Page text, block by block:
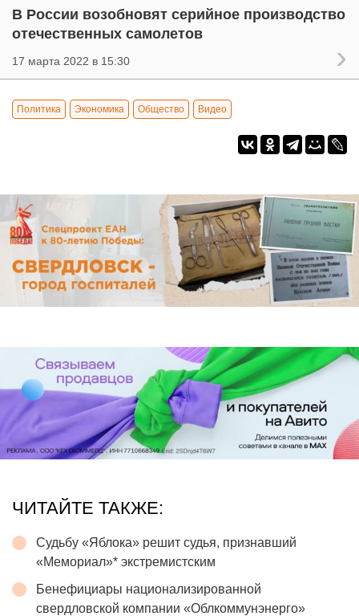
В России возобновят серийное производство
отечественных самолетов
17 марта 2022 в 15:30
Политика Экономика Общество Видео
ЧИТАЙТЕ ТАКЖЕ:
Судьбу «Яблока» решит судья, признавший
«Мемориал»* экстремистским
Бенефициары национализированной
свердловской компании «Облкоммунэнерго»